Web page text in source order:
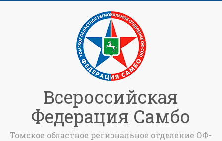
Всероссийская
Федерация Самбо
Томское областное региональное отделение ОФ-